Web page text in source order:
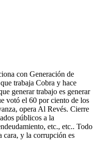
con Generación de
trabaja Cobra y hace
generar trabajo es generar
votó el 60 por ciento de los
opera Al Revés. Cierre
públicos a la
etc., etc.. Todo
cara, y la corrupción es